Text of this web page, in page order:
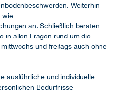
Weiterhin
wie
an. Schließlich beraten
in allen Fragen rund um die
und freitags auch ohne
ausführliche und individuelle
Bedürfnisse